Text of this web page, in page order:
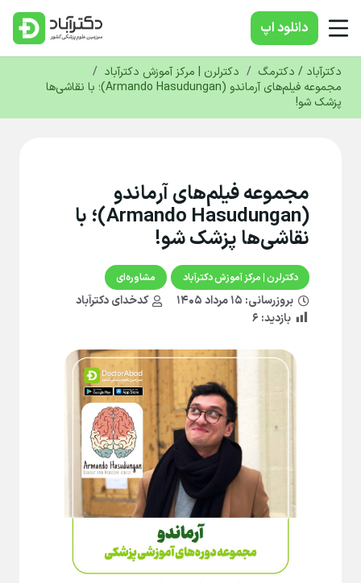
دانلود‌ اپ
دکترآباد / دکترمگ / دکترلرن | مرکز آموزش دکترآباد /
مجموعه فیلم‌های آرماندو (Armando Hasudungan)؛ با نقاشی‌ها
پزشک شو!
مجموعه فیلم‌های آرماندو
(Armando Hasudungan)؛ با
نقاشی‌ها پزشک شو!
دکترلرن | مرکز آموزش دکترآباد مشاوره‌ای
بروزرسانی:
کدخدای دکترآباد
بازدید: ۶